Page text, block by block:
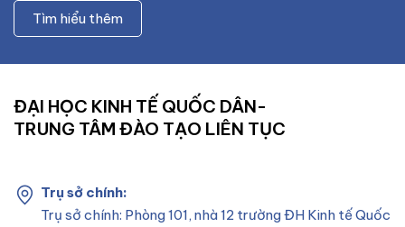
Tìm hiểu thêm
ĐẠI HỌC KINH TẾ QUỐC DÂN-
TRUNG TÂM ĐÀO TẠO LIÊN TỤC
Trụ sở chính:
Trụ sở chính: Phòng 101, nhà 12 trường ĐH Kinh tế Quốc